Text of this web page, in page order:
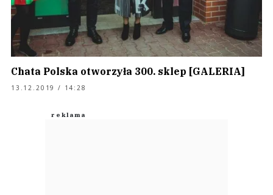
Chata Polska otworzyła 300. sklep [GALERIA]
13.12.2019 / 14:28